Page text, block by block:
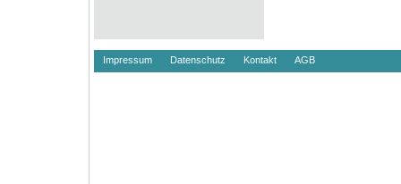
Impressum Datenschutz Kontakt AGB